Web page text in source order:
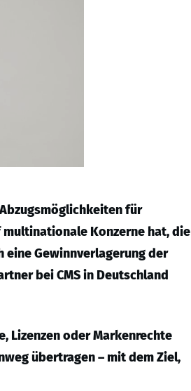
für
multinationale Konzerne hat, die
eine Gewinnverlagerung der
bei CMS in Deutschland
Lizenzen oder Markenrechte
übertragen – mit dem Ziel,